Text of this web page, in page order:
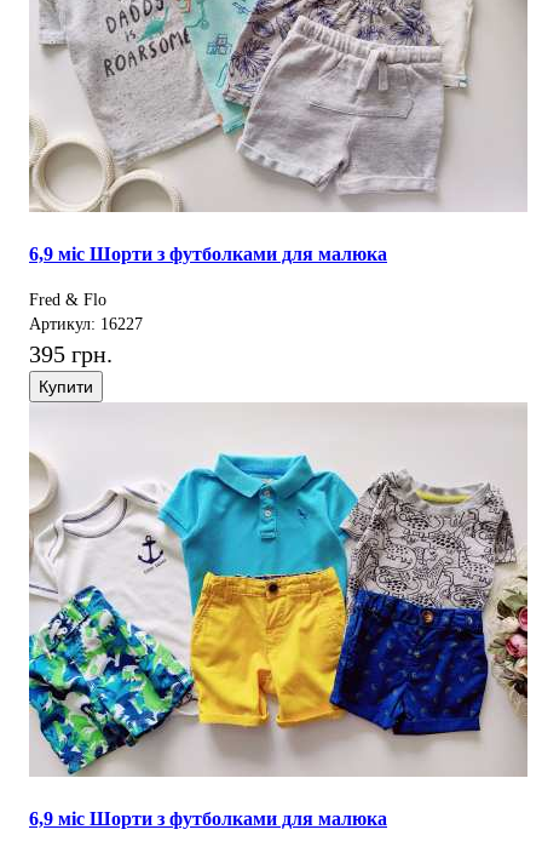
6,9 міс Шорти з футболками для малюка
Fred & Flo
Артикул: 16227
395 грн.
Купити
6,9 міс Шорти з футболками для малюка